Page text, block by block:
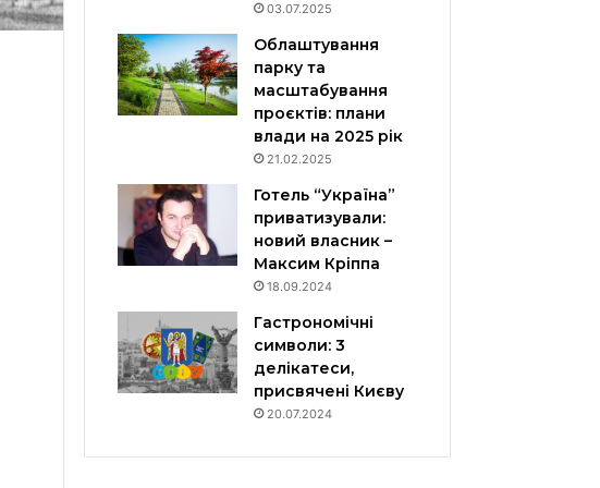
03.07.2025
Облаштування
парку та
масштабування
проєктів: плани
влади на 2025 рік
21.02.2025
Готель “Україна”
приватизували:
новий власник –
Максим Кріппа
18.09.2024
Гастрономічні
символи: 3
делікатеси,
присвячені Києву
20.07.2024